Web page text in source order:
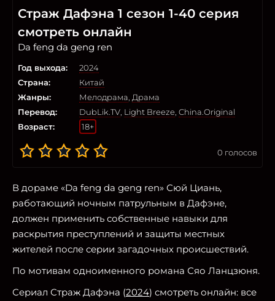
Страж Дафэна 1 сезон 1-40 серия
смотреть онлайн
Da feng da geng ren
Год выхода:
2024
Страна:
Китай
Жанры:
Мелодрама Драма
Перевод:
DubLik.TV Light Breeze China.Original
Возраст:
18+
0 голосов
В дораме «Da feng da geng ren» Сюй Циань,
работающий ночным патрульным в Дафэне,
должен применить собственные навыки для
раскрытия преступлений и защиты местных
жителей после серии загадочных происшествий.
По мотивам одноименного романа Сяо Ланцзюня.
Сериал Страж Дафэна (2024) смотреть онлайн: все